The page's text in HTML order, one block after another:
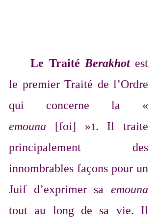
Le Traité Berakhot est
le premier Traité de l’Ordre
emouna [foi] »1. Il traite
principalement des
innombrables façons pour un
Juif d’exprimer sa emouna
tout au long de sa vie. Il